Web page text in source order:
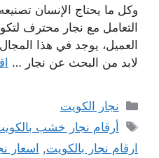
وكل ما يحتاج الإنسان
التعامل مع نجار محترف
العميل، يوجد في هذا
لابد من البحث عن نجار …
التصنيفات
نجار الكويت
الوسوم
أرقام نجار خشب
ارقام نجار بالكويت, اسعار